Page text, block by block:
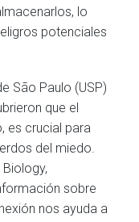
lo
potenciales
São Paulo (USP)
que el
es crucial para
del miedo.
sobre
nos ayuda a